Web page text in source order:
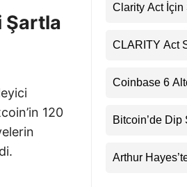
Şartla
120
Clarity Act İçin
CLARITY Act
Coinbase 6
Bitcoin’de
Arthur